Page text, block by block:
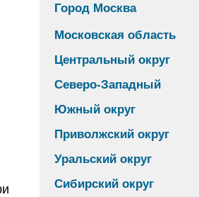
Город Москва
Московская область
Центральный округ
Северо-Западный
Южный округ
Приволжский округ
Уральский округ
Сибирский округ